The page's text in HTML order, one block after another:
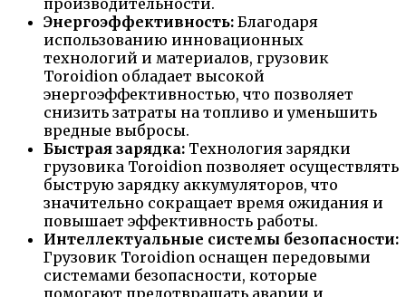
Энергоэффективность: Благодаря
использованию инновационных
технологий и материалов, грузовик
Toroidion обладает высокой
энергоэффективностью, что позволяет
снизить затраты на топливо и уменьшить
вредные выбросы.
Быстрая зарядка: Технология зарядки
грузовика Toroidion позволяет осуществлять
быструю зарядку аккумуляторов, что
значительно сокращает время ожидания и
повышает эффективность работы.
Интеллектуальные системы безопасности:
Грузовик Toroidion оснащен передовыми
системами безопасности, которые
помогают предотвращать аварии и